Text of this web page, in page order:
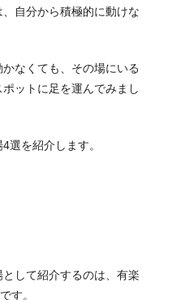
自分から積極的に動けな
なくても、その場にいる
ットに足を運んでみまし
選を紹介します。
して紹介するのは、有楽
す。